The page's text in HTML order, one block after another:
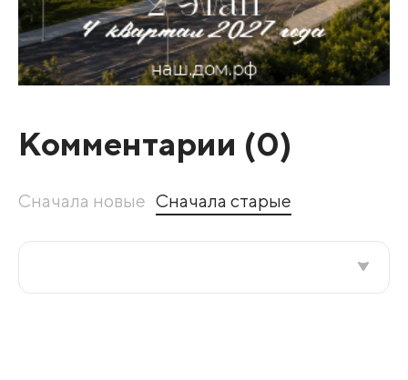
Комментарии (0)
Сначала новые Сначала старые